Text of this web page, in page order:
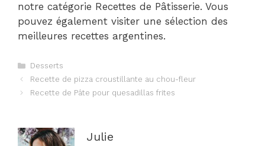
notre catégorie Recettes de Pâtisserie. Vous
pouvez également visiter une sélection des
meilleures recettes argentines.
Catégories
Desserts
Navigation
des
Recette de pizza croustillante au chou-fleur
Recette de Pâte pour quesadillas frites
Julie